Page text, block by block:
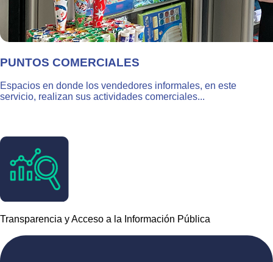
PUNTOS COMERCIALES
Espacios en donde los vendedores informales, en este
servicio, realizan sus actividades comerciales...
Transparencia y Acceso a la Información Pública